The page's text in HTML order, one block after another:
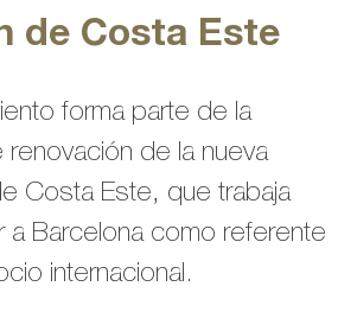
de Costa Este
forma parte de la
renovación de la nueva
Costa Este, que trabaja
a Barcelona como referente
internacional.